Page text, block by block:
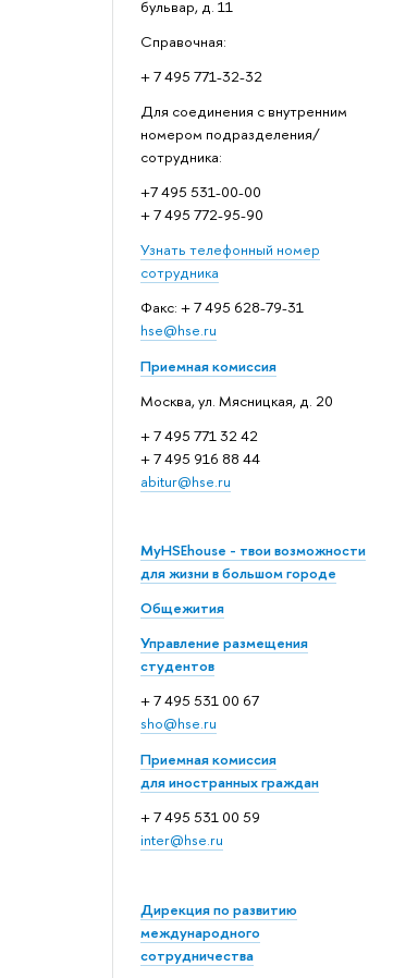
бульвар, д. 11
Справочная:
+ 7 495 771-32-32
Для соединения с внутренним
номером подразделения/
сотрудника:
+7 495 531-00-00
+ 7 495 772-95-90
Узнать телефонный номер
сотрудника
Факс: + 7 495 628-79-31
hse@hse.ru
Приемная комиссия
Москва, ул. Мясницкая, д. 20
+ 7 495 771 32 42
+ 7 495 916 88 44
abitur@hse.ru
MyHSEhouse - твои возможности
для жизни в большом городе
Общежития
Управление размещения
студентов
+ 7 495 531 00 67
sho@hse.ru
Приемная комиссия
для иностранных граждан
+ 7 495 531 00 59
inter@hse.ru
Дирекция по развитию
международного
сотрудничества